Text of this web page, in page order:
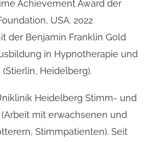
Achievement Award der
USA. 2022
der Benjamin Franklin Gold
in Hypnotherapie und
Heidelberg).
Heidelberg Stimm- und
mit erwachsenen und
Stimmpatienten). Seit